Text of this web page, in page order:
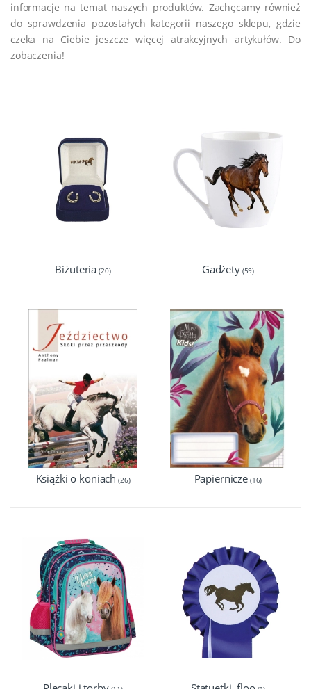
informacje na temat naszych produktów. Zachęcamy również
do sprawdzenia pozostałych kategorii naszego sklepu, gdzie
czeka na Ciebie jeszcze więcej atrakcyjnych artykułów. Do
zobaczenia!
Biżuteria (20) Gadżety (59)
Książki o koniach (26) Papiernicze (16)